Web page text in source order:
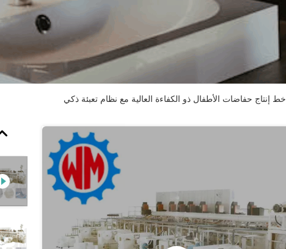
خط إنتاج حفاضات الأطفال ذو الكفاءة العالية مع نظام تعبئة ذكي